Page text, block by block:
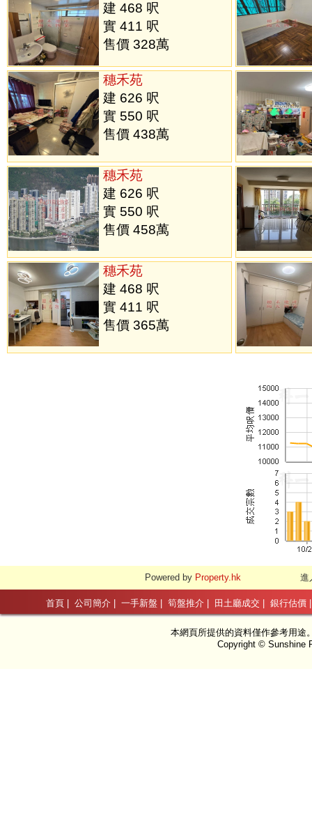
建 468 呎
實 411 呎
售價 328萬
穗禾苑
建 626 呎
實 550 呎
售價 438萬
穗禾苑
建 626 呎
實 550 呎
售價 458萬
穗禾苑
建 468 呎
實 411 呎
售價 365萬
Powered by Property.hk 進
首頁| 公司簡介| 一手新盤| 筍盤推介| 田土廳成交 銀行估價
本網頁所提供的資料僅作參考用途
Copyright © Sunshine